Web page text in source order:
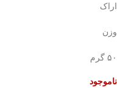
اراک
وزن
۵۰ گرم
ناموجود